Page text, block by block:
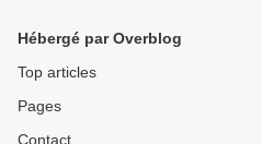
Hébergé par Overblog
Top articles
Pages
Contact